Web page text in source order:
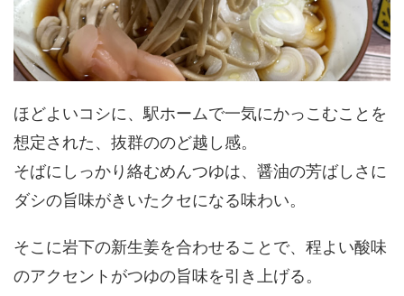
ほどよいコシに、駅ホームで一気にかっこむことを
想定された、抜群ののど越し感。
そばにしっかり絡むめんつゆは、醤油の芳ばしさに
ダシの旨味がきいたクセになる味わい。
そこに岩下の新生姜を合わせることで、程よい酸味
のアクセントがつゆの旨味を引き上げる。